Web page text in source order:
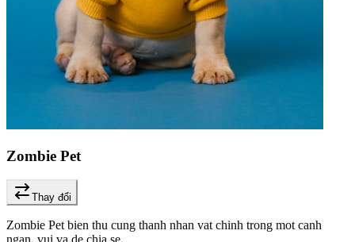
Zombie Pet
Thay đổi
Zombie Pet bien thu cung thanh nhan vat chinh trong mot canh